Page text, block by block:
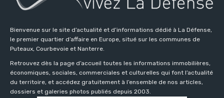
Bienvenue sur le site d’actualité et d’informations dédié à La Défense,
le premier quartier d’affaire en Europe, situé sur les communes de
Puteaux, Courbevoie et Nanterre.
Retrouvez dès la page d’accueil toutes les informations immobilières,
économiques, sociales, commerciales et culturelles qui font l’actualité
du territoire, et accédez gratuitement à l’ensemble de nos articles,
dossiers et galeries photos publiés depuis 2003.